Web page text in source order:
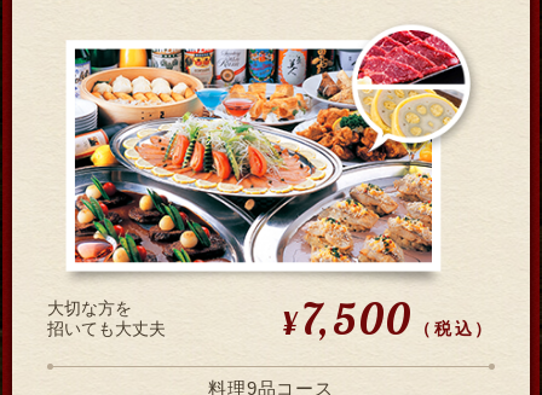
大切な方を
招いても大丈夫
¥7,500 （税込）
料理9品コース